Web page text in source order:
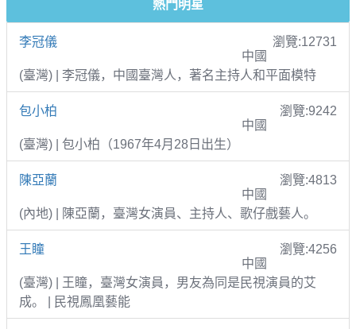
熱門明星
李冠儀
瀏覽:12731
中國
(臺灣) | 李冠儀，中國臺灣人，著名主持人和平面模特
包小柏
瀏覽:9242
中國
(臺灣) | 包小柏（1967年4月28日出生）
陳亞蘭
瀏覽:4813
中國
(內地) | 陳亞蘭，臺灣女演員、主持人、歌仔戲藝人。
王瞳
瀏覽:4256
中國
(臺灣) | 王瞳，臺灣女演員，男友為同是民視演員的艾
成。 | 民視鳳凰藝能